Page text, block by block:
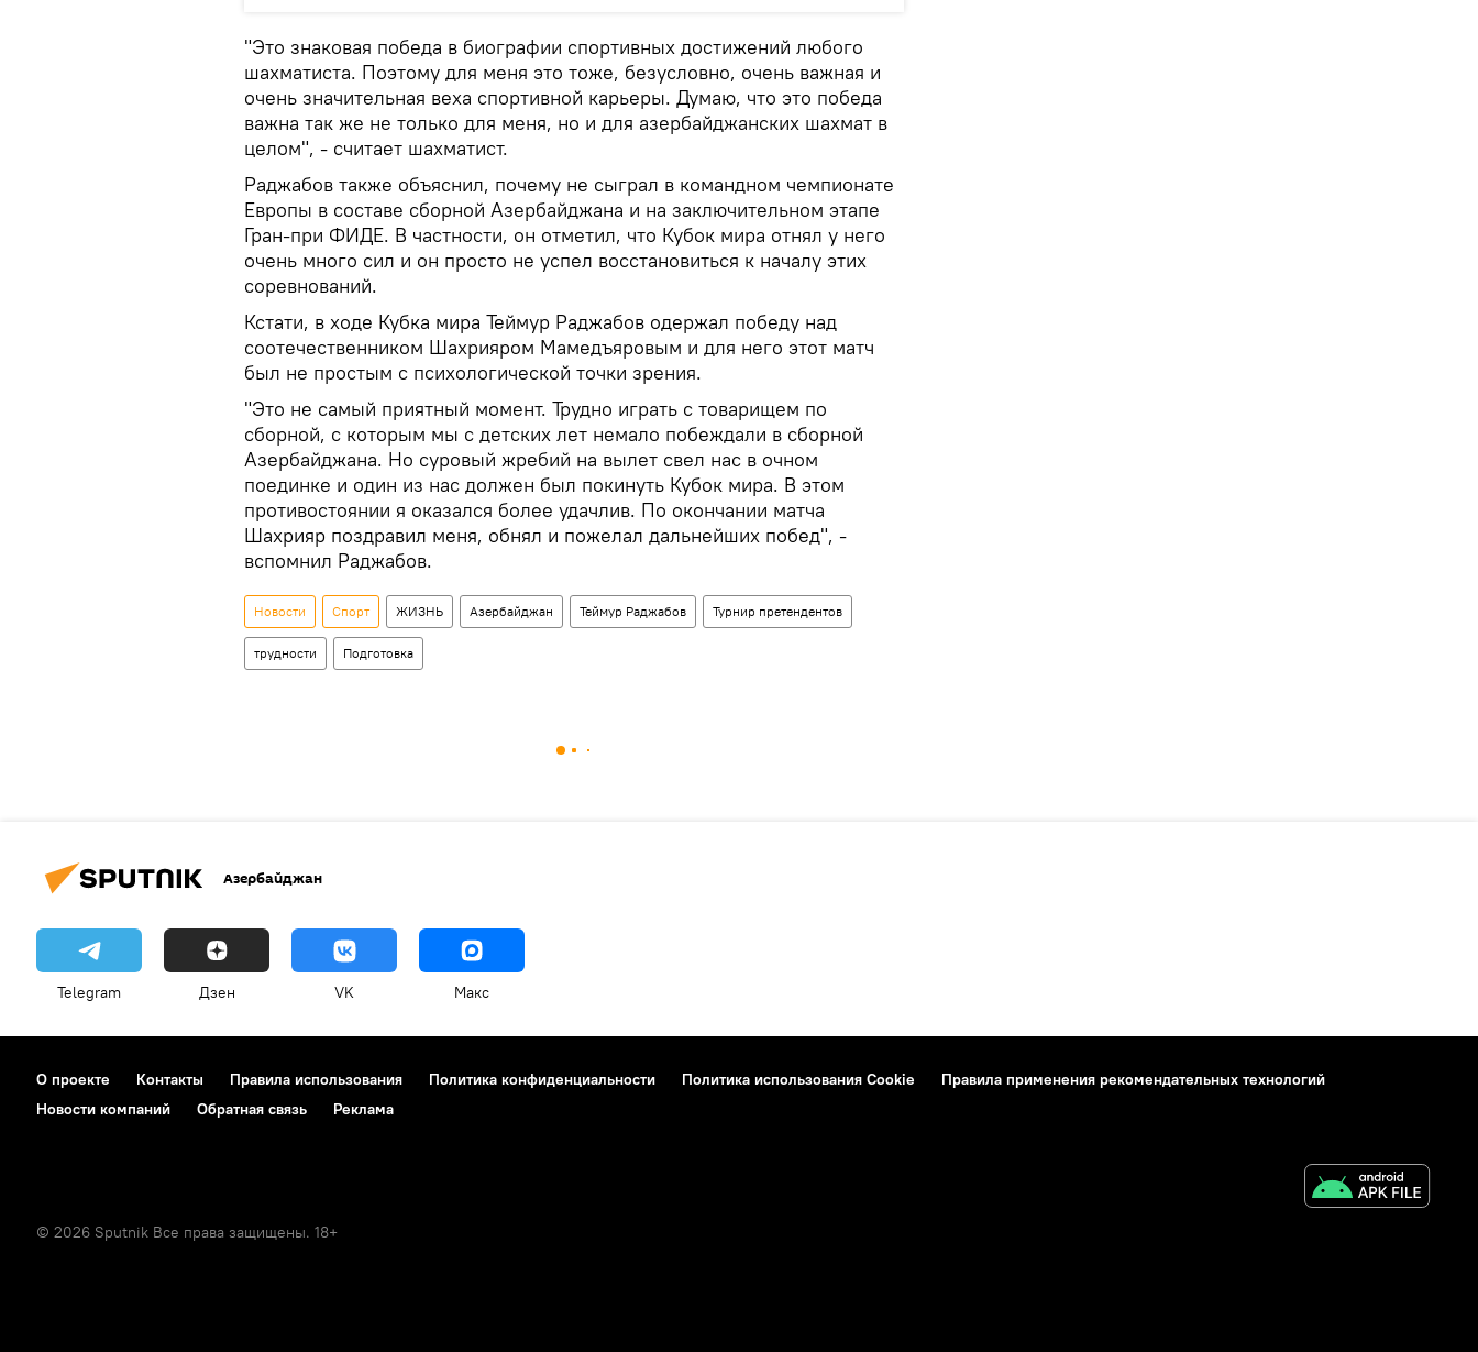
"Это знаковая победа в биографии спортивных достижений любого
шахматиста. Поэтому для меня это тоже, безусловно, очень важная и
очень значительная веха спортивной карьеры. Думаю, что это победа
важна так же не только для меня, но и для азербайджанских шахмат в
целом", - считает шахматист.
Раджабов также объяснил, почему не сыграл в командном чемпионате
Европы в составе сборной Азербайджана и на заключительном этапе
Гран-при ФИДЕ. В частности, он отметил, что Кубок мира отнял у него
очень много сил и он просто не успел восстановиться к началу этих
соревнований.
Кстати, в ходе Кубка мира Теймур Раджабов одержал победу над
соотечественником Шахрияром Мамедъяровым и для него этот матч
был не простым с психологической точки зрения.
"Это не самый приятный момент. Трудно играть с товарищем по
сборной, с которым мы с детских лет немало побеждали в сборной
Азербайджана. Но суровый жребий на вылет свел нас в очном
поединке и один из нас должен был покинуть Кубок мира. В этом
противостоянии я оказался более удачлив. По окончании матча
Шахрияр поздравил меня, обнял и пожелал дальнейших побед", -
вспомнил Раджабов.
Новости Спорт ЖИЗНЬ Азербайджан Теймур Раджабов Турнир претендентов
трудности Подготовка
Азербайджан
Telegram Дзен VK Макс
О проекте Контакты Правила использования Политика конфиденциальности Политика использования Cookie
Правила применения рекомендательных технологий
Новости компаний
Обратная связь Реклама
© 2026 Sputnik Все права защищены. 18+